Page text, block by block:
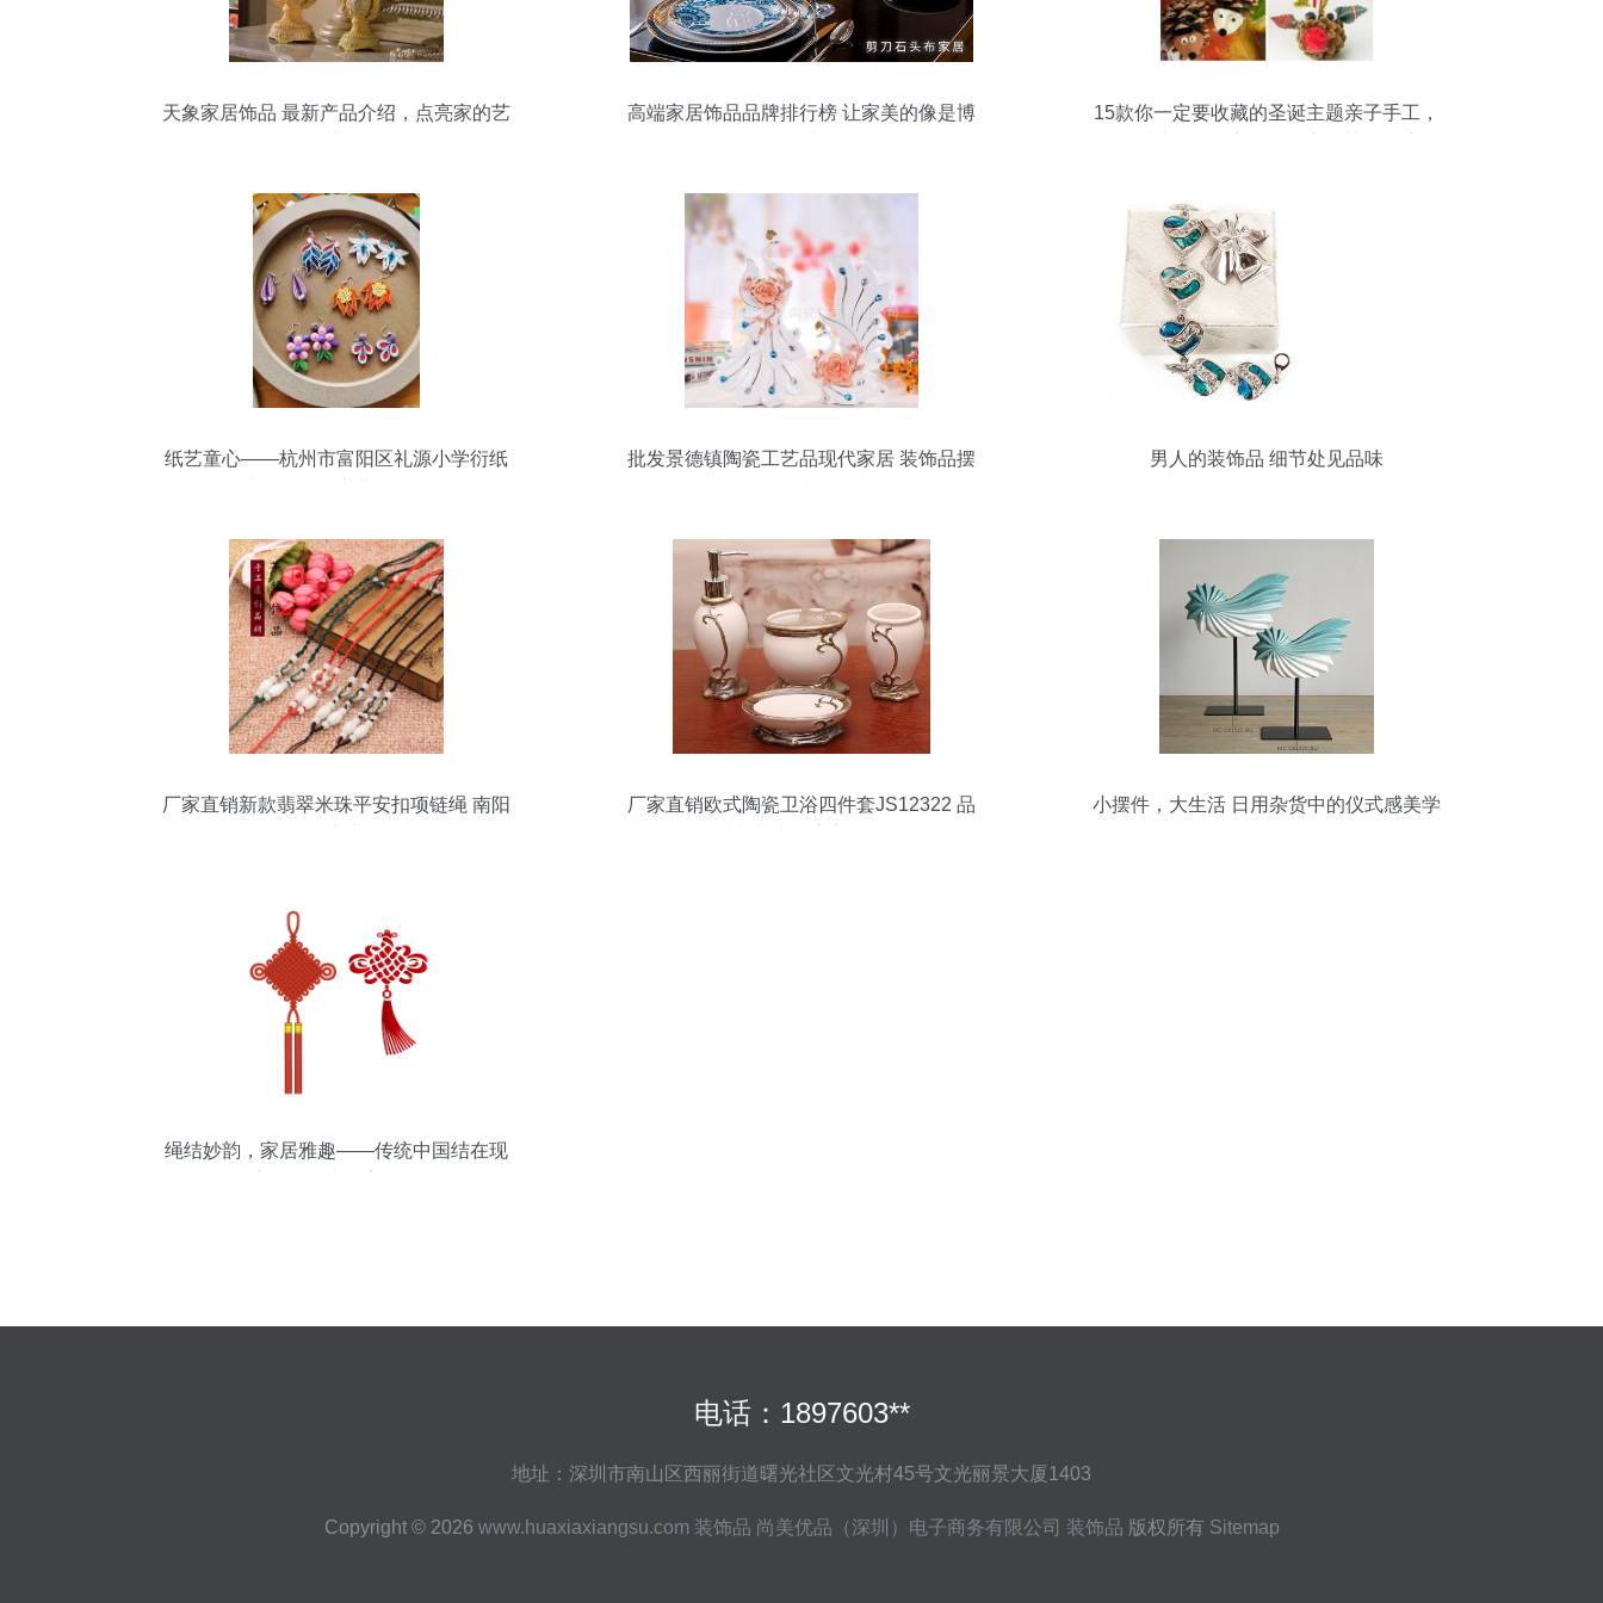
天象家居饰品 最新产品介绍，点亮家的艺
高端家居饰品品牌排行榜 让家美的像是博
15款你一定要收藏的圣诞主题亲子手工，
纸艺童心——杭州市富阳区礼源小学衍纸
批发景德镇陶瓷工艺品现代家居 装饰品摆
男人的装饰品 细节处见品味
厂家直销新款翡翠米珠平安扣项链绳 南阳
厂家直销欧式陶瓷卫浴四件套JS12322 品
小摆件，大生活 日用杂货中的仪式感美学
绳结妙韵，家居雅趣——传统中国结在现
电话：1897603**
地址：深圳市南山区西丽街道曙光社区文光村45号文光丽景大厦1403
Copyright © 2026 www.huaxiaxiangsu.com 装饰品 尚美优品（深圳）电子商务有限公司 装饰品 版权所有 Sitemap